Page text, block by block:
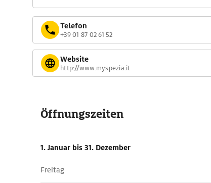
Telefon
+39 01 87 02 61 52
Website
http://www.myspezia.it
Öffnungszeiten
1. Januar bis 31. Dezember
Freitag